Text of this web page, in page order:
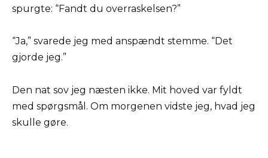
spurgte: “Fandt du overraskelsen?”
“Ja,” svarede jeg med anspændt stemme. “Det
gjorde jeg.”
Den nat sov jeg næsten ikke. Mit hoved var fyldt
med spørgsmål. Om morgenen vidste jeg, hvad jeg
skulle gøre.